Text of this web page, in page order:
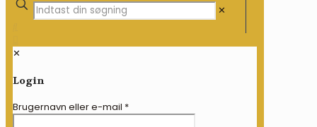
✕
✕
Login
Brugernavn eller e-mail *